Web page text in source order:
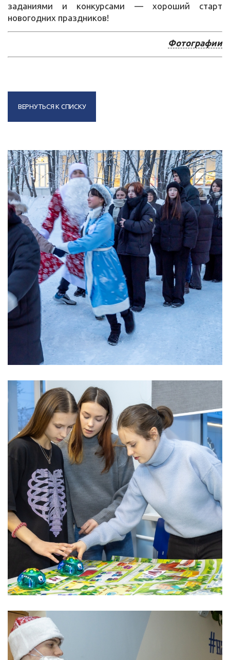
заданиями и конкурсами — хороший старт
новогодних праздников!
Фотографии
ВЕРНУТЬСЯ К СПИСКУ